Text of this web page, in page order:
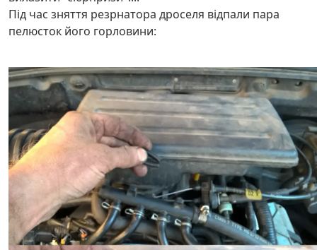
Під час зняття резрнатора дроселя відпали пара
пелюсток його горловини: